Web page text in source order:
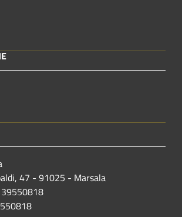
47 - 91025 - Marsala